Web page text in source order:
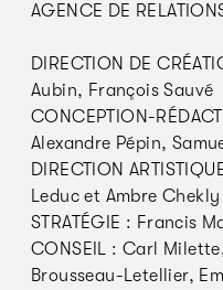
AGENCE DE
DIRECTION DE
Aubin, François Sauvé
CONCEPTION-
Alexandre Pépin,
DIRECTION
Leduc et Ambre Chekly
STRATÉGIE : Francis
CONSEIL : Carl
Brousseau-Letellier,